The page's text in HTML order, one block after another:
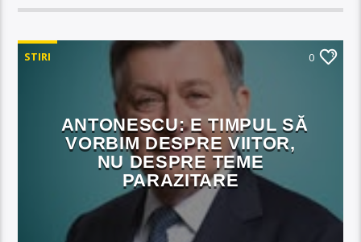
STIRI 0
ANTONESCU: E TIMPUL SĂ
VORBIM DESPRE VIITOR,
NU DESPRE TEME
PARAZITARE